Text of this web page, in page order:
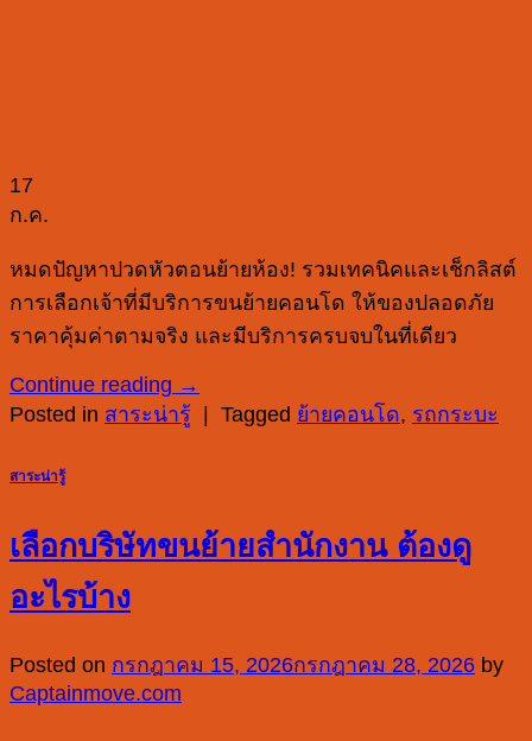
17
ก.ค.
หมดปัญหาปวดหัวตอนย้ายห้อง! รวมเทคนิคและเช็กลิสต์
การเลือกเจ้าที่มีบริการขนย้ายคอนโด ให้ของปลอดภัย
ราคาคุ้มค่าตามจริง และมีบริการครบจบในที่เดียว
Continue reading →
Posted in สาระน่ารู้ Tagged ย้ายคอนโด, รถกระบะ
สาระน่ารู้
เลือกบริษัทขนย้ายสำนักงาน ต้องดู
อะไรบ้าง
Posted on กรกฎาคม 15, 2026กรกฎาคม 28, 2026 by
Captainmove.com